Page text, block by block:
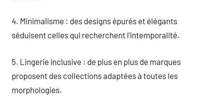
4. Minimalisme : des designs épurés et élégants
séduisent celles qui recherchent l’intemporalité.
5. Lingerie inclusive : de plus en plus de marques
proposent des collections adaptées à toutes les
morphologies.